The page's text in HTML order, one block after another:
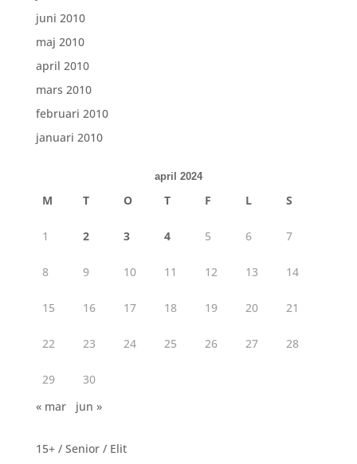
juni 2010
maj 2010
april 2010
mars 2010
februari 2010
januari 2010
april 2024
M T O T F L S
1 2 3 4 5 6 7
8 9 10 11 12 13 14
15 16 17 18 19 20 21
22 23 24 25 26 27 28
29
30
« mar
jun »
15+ / Senior / Elit